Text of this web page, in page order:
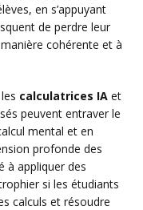
en s’appuyant
de perdre leur
cohérente et à
calculatrices IA et
peuvent entraver le
mental et en
profonde des
à appliquer des
si les étudiants
calculs et résoudre